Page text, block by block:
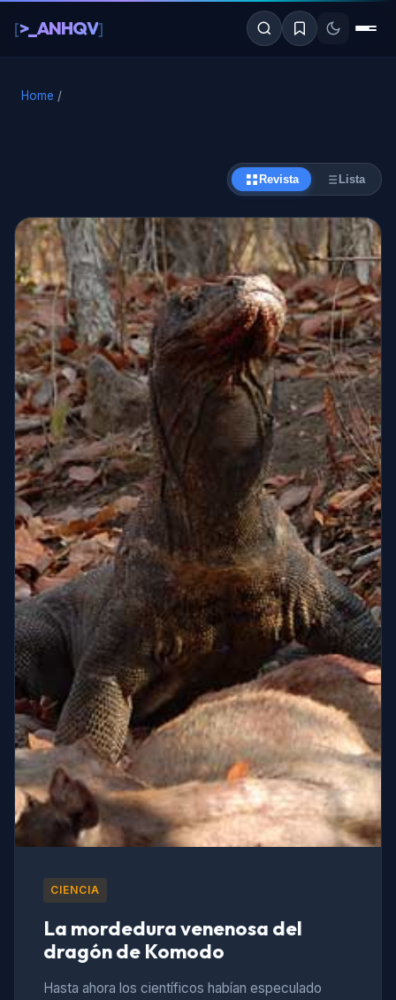
contenido
[>_ANHQV]
Home /
Revista Lista
CIENCIA
La mordedura venenosa del
dragón de Komodo
Hasta ahora los científicos habían especulado